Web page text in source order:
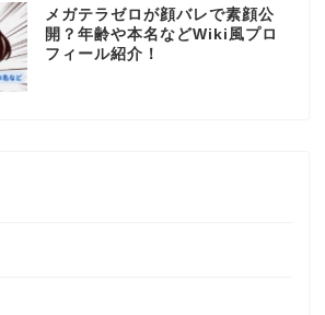
メガテラゼロが顔バレで素顔公
開？年齢や本名などWiki風プロ
フィール紹介！